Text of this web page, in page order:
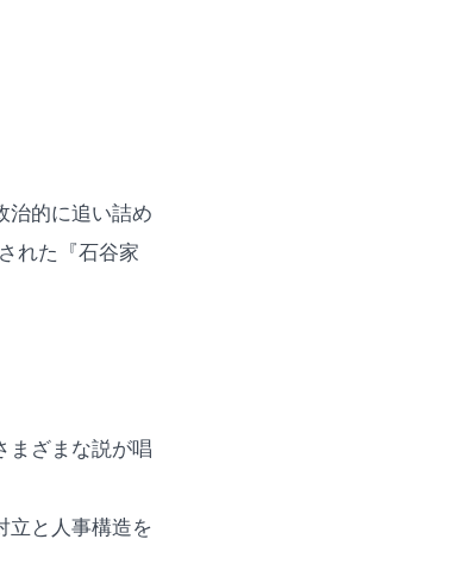
治的に追い詰め
れた『石谷家
まざまな説が唱
立と人事構造を